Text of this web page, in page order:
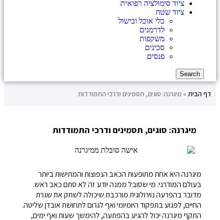
ציוד סימולציה רפואית
ציוד שטח
כלי אוכל ובישול
לדרמנים
משקפות
סכינים
פנסים
Search
דף הבית » מיגרנה: סוגים, תסמינים ודרכי התמודדות
מיגרנה: סוגים, תסמינים ודרכי התמודדות
מיגרנה היא אחת מתופעות הכאב הנפוצות והמתישות ביותר
בעולם המודרני. מי שסובל ממנה יודע זה לא סתם כאב ראש.
מדובר בהפרעה נוירולוגית מורכבת שיכולה לשתק את שגרת
החיים, לפגוע בתפקוד היומיומי ואף לגרום לתחושת אובדן שליטה.
התקף מיגרנה יכול להגיע בהפתעה, להימשך שעות ואף ימים,